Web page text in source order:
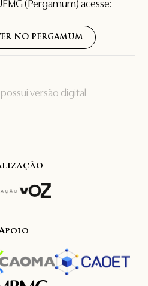
versão digital
(Pergamum) acesse:
NO PERGAMUM